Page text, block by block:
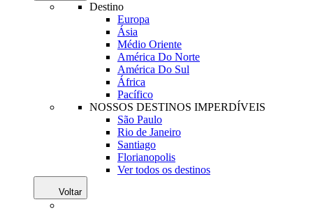
Destino
Europa
Ásia
Médio Oriente
América Do Norte
América Do Sul
África
Pacífico
NOSSOS DESTINOS IMPERDÍVEIS
São Paulo
Rio de Janeiro
Santiago
Florianopolis
Ver todos os destinos
Voltar